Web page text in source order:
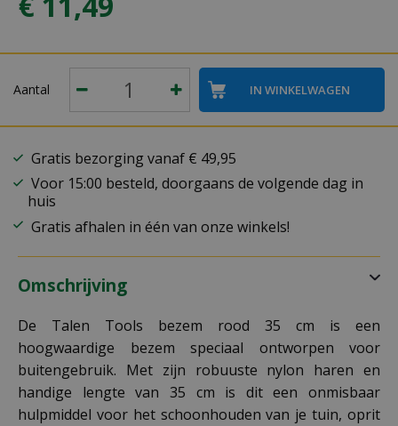
Aantal
Gratis bezorging vanaf € 49,95
Voor 15:00 besteld, doorgaans de volgende dag in
huis
Gratis afhalen in één van onze winkels!
Omschrijving
De Talen Tools bezem rood 35 cm is een
hoogwaardige bezem speciaal ontworpen voor
buitengebruik. Met zijn robuuste nylon haren en
handige lengte van 35 cm is dit een onmisbaar
hulpmiddel voor het schoonhouden van je tuin, oprit